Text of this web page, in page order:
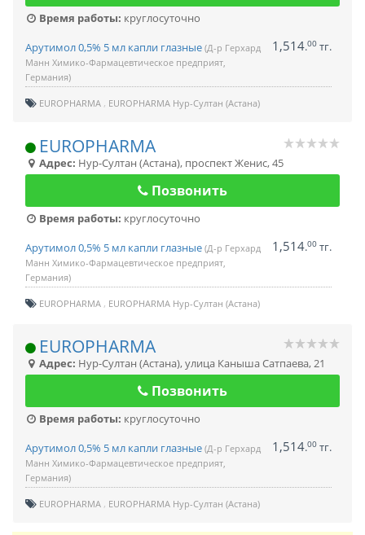
Время работы: круглосуточно
Арутимол 0,5% 5 мл капли глазные (Д-р Герхард
Манн Химико-Фармацевтическое предприят,
Германия)
1,514.00 тг.
EUROPHARMA EUROPHARMA Нур-Султан (Астана)
EUROPHARMA
Адрес: Нур-Султан (Астана), проспект Женис, 45
Позвонить
Время работы: круглосуточно
Арутимол 0,5% 5 мл капли глазные (Д-р Герхард
Манн Химико-Фармацевтическое предприят,
Германия)
1,514.00 тг.
EUROPHARMA EUROPHARMA Нур-Султан (Астана)
EUROPHARMA
Адрес: Нур-Султан (Астана),улица Каныша Сатпаева, 21
Позвонить
Время работы: круглосуточно
Арутимол 0,5% 5 мл капли глазные (Д-р Герхард
Манн Химико-Фармацевтическое предприят,
Германия)
1,514.00 тг.
EUROPHARMA EUROPHARMA Нур-Султан (Астана)